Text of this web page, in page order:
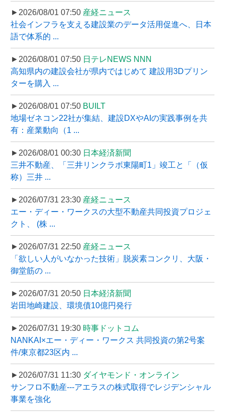
►2026/08/01 07:50 産経ニュース
社会インフラを支える建設業のデータ活用促進へ、日本
語で体系的 ...
►2026/08/01 07:50 日テレNEWS NNN
高知県内の建設会社が県内ではじめて 建設用3Dプリン
ターを購入 ...
►2026/08/01 07:50 BUILT
地場ゼネコン22社が集結、建設DXやAIの実践事例を共
有：産業動向（1 ...
►2026/08/01 00:30 日本経済新聞
三井不動産、「三井リンクラボ東陽町1」竣工と「（仮
称）三井 ...
►2026/07/31 23:30 産経ニュース
エー・ディー・ワークスの大型不動産共同投資プロジェ
クト、 (株 ...
►2026/07/31 22:50 産経ニュース
「欲しい人がいなかった技術」脱炭素コンクリ、大阪・
御堂筋の ...
►2026/07/31 20:50 日本経済新聞
岩田地崎建設、環境債10億円発行
►2026/07/31 19:30 時事ドットコム
NANKAI×エー・ディー・ワークス 共同投資の第2号案
件/東京都23区内 ...
►2026/07/31 11:30 ダイヤモンド・オンライン
サンフロ不動産---アエラスの株式取得でレジデンシャル
事業を強化